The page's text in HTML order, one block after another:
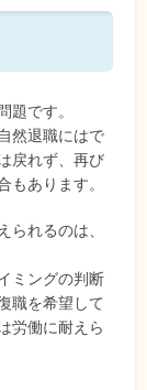
です。
然退職にはで
戻れず、再び
あります。
れるのは、
ミングの判断
職を希望して
労働に耐えら